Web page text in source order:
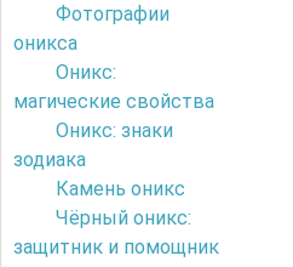
Фотографии
оникса
Оникс:
магические свойства
Оникс: знаки
зодиака
Камень оникс
Чёрный оникс:
защитник и помощник